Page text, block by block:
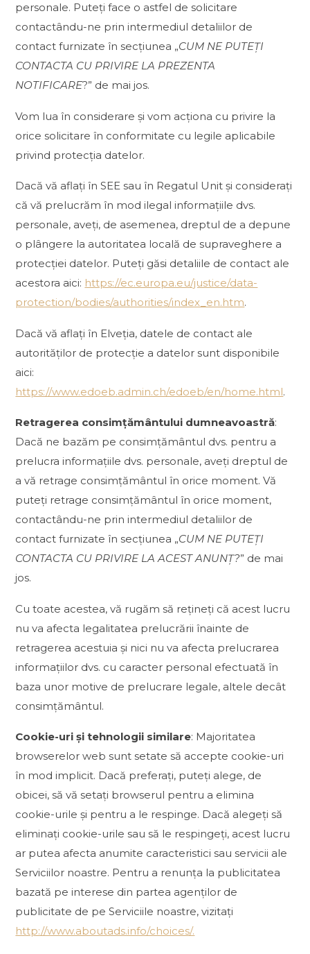
personale. Puteți face o astfel de solicitare
contactându-ne prin intermediul detaliilor de
contact furnizate în secțiunea „CUM NE PUTEȚI
CONTACTA CU PRIVIRE LA PREZENTA
NOTIFICARE?” de mai jos.
Vom lua în considerare și vom acționa cu privire la
orice solicitare în conformitate cu legile aplicabile
privind protecția datelor.
Dacă vă aflați în SEE sau în Regatul Unit și considerați
că vă prelucrăm în mod ilegal informațiile dvs.
personale, aveți, de asemenea, dreptul de a depune
o plângere la autoritatea locală de supraveghere a
protecției datelor. Puteți găsi detaliile de contact ale
acestora aici: https://ec.europa.eu/justice/data-
protection/bodies/authorities/index_en.htm.
Dacă vă aflați în Elveția, datele de contact ale
autorităților de protecție a datelor sunt disponibile
aici:
https://www.edoeb.admin.ch/edoeb/en/home.html.
Retragerea consimțământului dumneavoastră:
Dacă ne bazăm pe consimțământul dvs. pentru a
prelucra informațiile dvs. personale, aveți dreptul de
a vă retrage consimțământul în orice moment. Vă
puteți retrage consimțământul în orice moment,
contactându-ne prin intermediul detaliilor de
contact furnizate în secțiunea „CUM NE PUTEȚI
CONTACTA CU PRIVIRE LA ACEST ANUNȚ?” de mai
jos.
Cu toate acestea, vă rugăm să rețineți că acest lucru
nu va afecta legalitatea prelucrării înainte de
retragerea acestuia și nici nu va afecta prelucrarea
informațiilor dvs. cu caracter personal efectuată în
baza unor motive de prelucrare legale, altele decât
consimțământul.
Cookie-uri și tehnologii similare: Majoritatea
browserelor web sunt setate să accepte cookie-uri
în mod implicit. Dacă preferați, puteți alege, de
obicei, să vă setați browserul pentru a elimina
cookie-urile și pentru a le respinge. Dacă alegeți să
eliminați cookie-urile sau să le respingeți, acest lucru
ar putea afecta anumite caracteristici sau servicii ale
Serviciilor noastre. Pentru a renunța la publicitatea
bazată pe interese din partea agenților de
publicitate de pe Serviciile noastre, vizitați
http://www.aboutads.info/choices/.